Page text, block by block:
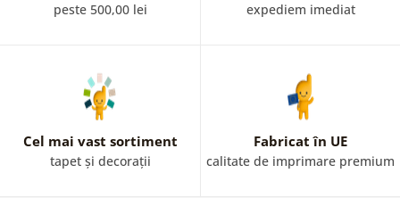
peste 500,00 lei expediem imediat
Cel mai vast sortiment
tapet și decorații
Fabricat în UE
calitate de imprimare premium